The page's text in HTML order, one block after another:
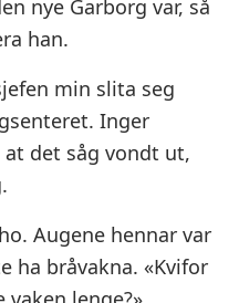
nye Garborg var, så
han.
min slita seg
Inger
det såg vondt ut,
Augene hennar var
ha bråvakna. «Kvifor